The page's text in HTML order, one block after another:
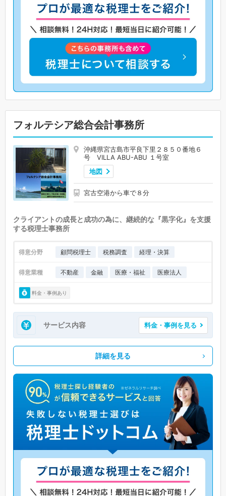
フォルテシア総合会計事務所
沖縄県宮古島市平良下里２８５０番地６
号 VILLA ABU-ABU １号室
地図
宮古空港から車で８分
クライアントの成長と成功の為に、継続的な『黒字化』を支援
する税理士事務所
得意分野 顧問税理士 税務調査 経理・決算
得意業種 不動産 金融 医療・福祉 医療法人
料金・事例あり
サービス内容 料金・事例を見る
詳細を見る